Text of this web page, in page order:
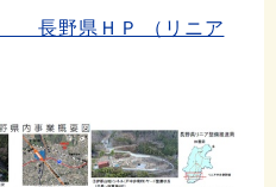
長野県ＨＰ （リニア